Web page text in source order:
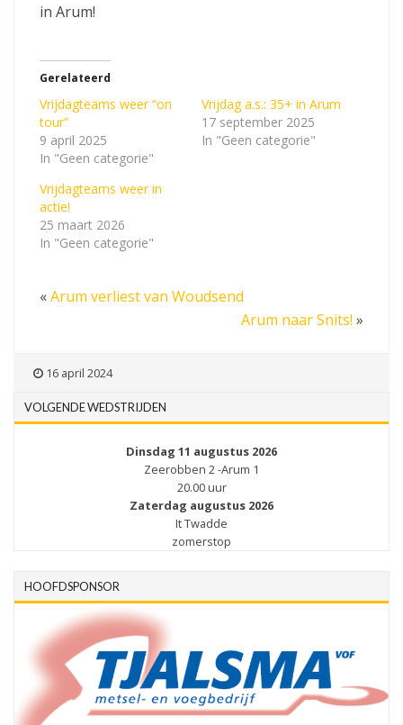
in Arum!
Gerelateerd
Vrijdagteams weer “on
tour”
9 april 2025
In "Geen categorie"
Vrijdag a.s.: 35+ in Arum
17 september 2025
In "Geen categorie"
Vrijdagteams weer in
actie!
25 maart 2026
In "Geen categorie"
«Arum verliest van Woudsend
Arum naar Snits! »
16 april 2024
VOLGENDE WEDSTRIJDEN
Dinsdag 11 augustus 2026
Zeerobben 2 -Arum 1
20.00 uur
Zaterdag augustus 2026
It Twadde
zomerstop
HOOFDSPONSOR